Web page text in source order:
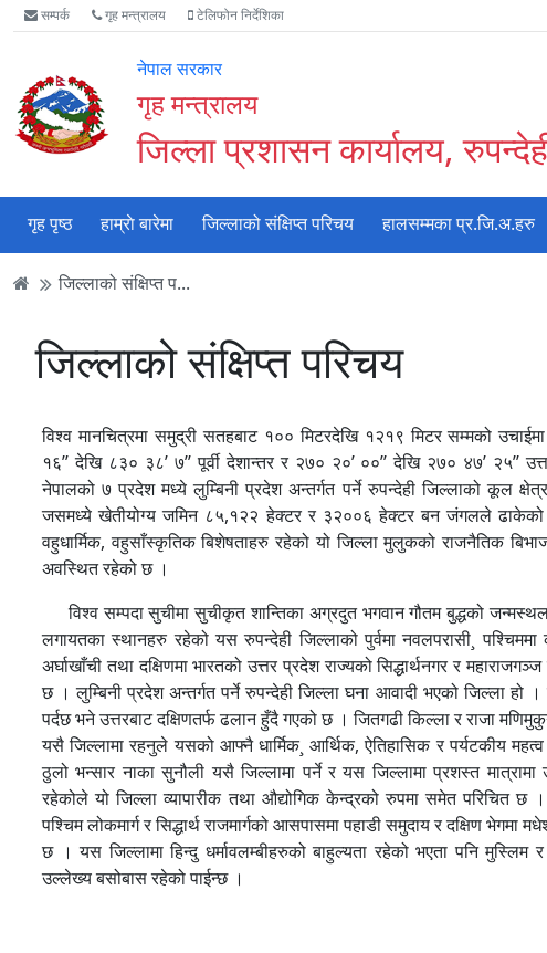
Accessibility
Mode
गर्नुहोस्
मुख्य
सामाग्री
मुख्य
नेभिगेसन
वेबसाइट
खोजमा
सम्पर्क गृह मन्त्रालय टेलिफोन निर्देशिका
नेपाल सरकार
गृह मन्त्रालय
जिल्ला प्रशासन कार्यालय,
गृह पृष्ठ हाम्राे बारेमा जिल्लाको संक्षिप्त परिचय हालसम्मका प्र.जि.अ.हरु
जिल्लाको संक्षिप्त प...
जिल्लाको संक्षिप्त परिचय
विश्‍व मानचित्रमा समुद्री सतहबाट १०० मिटरदेखि १२१९ मिटर सम्मको
१६’’ देखि ८३० ३८’ ७’’ पूर्वी देशान्तर र २७० २०’ ००’’ देखि २७० ४७’ २५’’
नेपालको ७ प्रदेश मध्ये लुम्बिनी प्रदेश अन्तर्गत पर्ने रुपन्देही जिल्लाको कूल
जसमध्ये खेतीयोग्य जमिन ८५,१२२ हेक्टर र ३२००६ हेक्टर बन जंगलले ढाकेको
वहुधार्मिक, वहुसाँस्कृतिक बिशेषताहरु रहेको यो जिल्ला मुलुकको राजनैतिक
अवस्थित रहेको छ ।
विश्व सम्पदा सुचीमा सुचीकृत शान्तिका अग्रदुत भगवान गौतम बुद्धको जन्मस्थल
लगायतका स्थानहरु रहेको यस रुपन्देही जिल्लाको पुर्वमा नवलपरासी¸ पश्चिममा
अर्घाखाँची तथा दक्षिणमा भारतको उत्तर प्रदेश राज्यको सिद्धार्थनगर र
छ । लुम्बिनी प्रदेश अन्तर्गत पर्ने रुपन्देही जिल्ला घना आवादी भएको जिल्ला हो
पर्दछ भने उत्तरबाट दक्षिणतर्फ ढलान हुँदै गएको छ । जितगढी किल्ला र राजा
यसै जिल्लामा रहनुले यसको आफ्नै धार्मिक¸ आर्थिक, ऐतिहासिक र पर्यटकीय
ठुलो भन्सार नाका सुनौली यसै जिल्लामा पर्ने र यस जिल्लामा प्रशस्त
रहेकोले यो जिल्ला व्यापारीक तथा औद्योगिक केन्द्रको रुपमा समेत परिचित छ ।
पश्चिम लोकमार्ग र सिद्धार्थ राजमार्गको आसपासमा पहाडी समुदाय र दक्षिण भेगमा
छ । यस जिल्लामा हिन्दु धर्मावलम्बीहरुको बाहुल्यता रहेको भएता पनि मुस्लिम र
उल्लेख्य बसोबास रहेको पाईन्छ ।